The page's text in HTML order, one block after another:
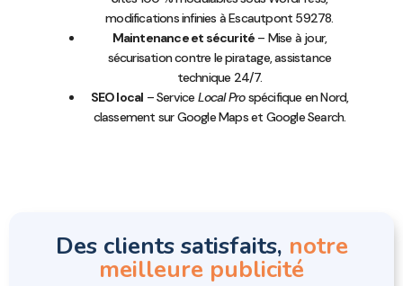
modifications infinies à Escautpont 59278.
Maintenance et sécurité – Mise à jour,
sécurisation contre le piratage, assistance
technique 24/7.
SEO local – Service Local Prospécifique en Nord,
classement sur Google Maps et Google Search.
Des clients satisfaits, notre
meilleure publicité